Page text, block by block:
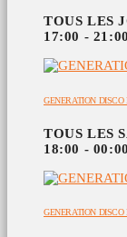
TOUS LES
17:00 - 21:00
GENERATION DISCO
TOUS LES
18:00 - 00:00
GENERATION DISCO